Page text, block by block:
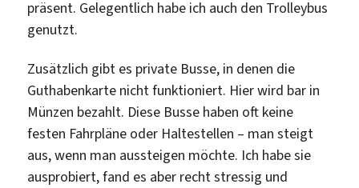
präsent. Gelegentlich habe ich auch den Trolleybus
genutzt.
Zusätzlich gibt es private Busse, in denen die
Guthabenkarte nicht funktioniert. Hier wird bar in
Münzen bezahlt. Diese Busse haben oft keine
festen Fahrpläne oder Haltestellen – man steigt
aus, wenn man aussteigen möchte. Ich habe sie
ausprobiert, fand es aber recht stressig und